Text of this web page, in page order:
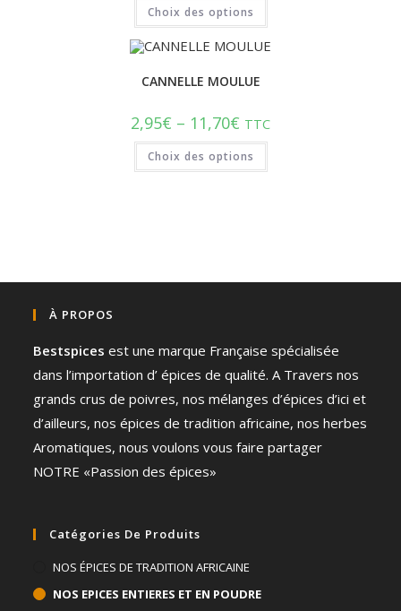
Choix des options
CANNELLE MOULUE
2,95€ – 11,70€ TTC
Choix des options
À PROPOS
Bestspices est une marque Française spécialisée
dans l’importation d’ épices de qualité. A Travers nos
grands crus de poivres, nos mélanges d’épices d’ici et
d’ailleurs, nos épices de tradition africaine, nos herbes
Aromatiques, nous voulons vous faire partager
NOTRE «Passion des épices»
Catégories De Produits
NOS ÉPICES DE TRADITION AFRICAINE
NOS EPICES ENTIERES ET EN POUDRE